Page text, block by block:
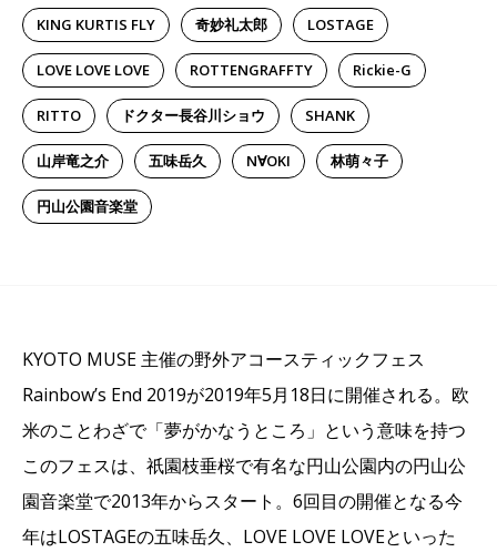
KING KURTIS FLY 奇妙礼太郎 LOSTAGE
LOVE LOVE LOVE ROTTENGRAFFTY Rickie-G
RITTO ドクター長谷川ショウ SHANK
山岸竜之介 五味岳久 N∀OKI 林萌々子
円山公園音楽堂
KYOTO MUSE 主催の野外アコースティックフェス
Rainbow’s End 2019が2019年5月18日に開催される。欧
米のことわざで「夢がかなうところ」という意味を持つ
このフェスは、祇園枝垂桜で有名な円山公園内の円山公
園音楽堂で2013年からスタート。6回目の開催となる今
年はLOSTAGEの五味岳久、LOVE LOVE LOVEといった